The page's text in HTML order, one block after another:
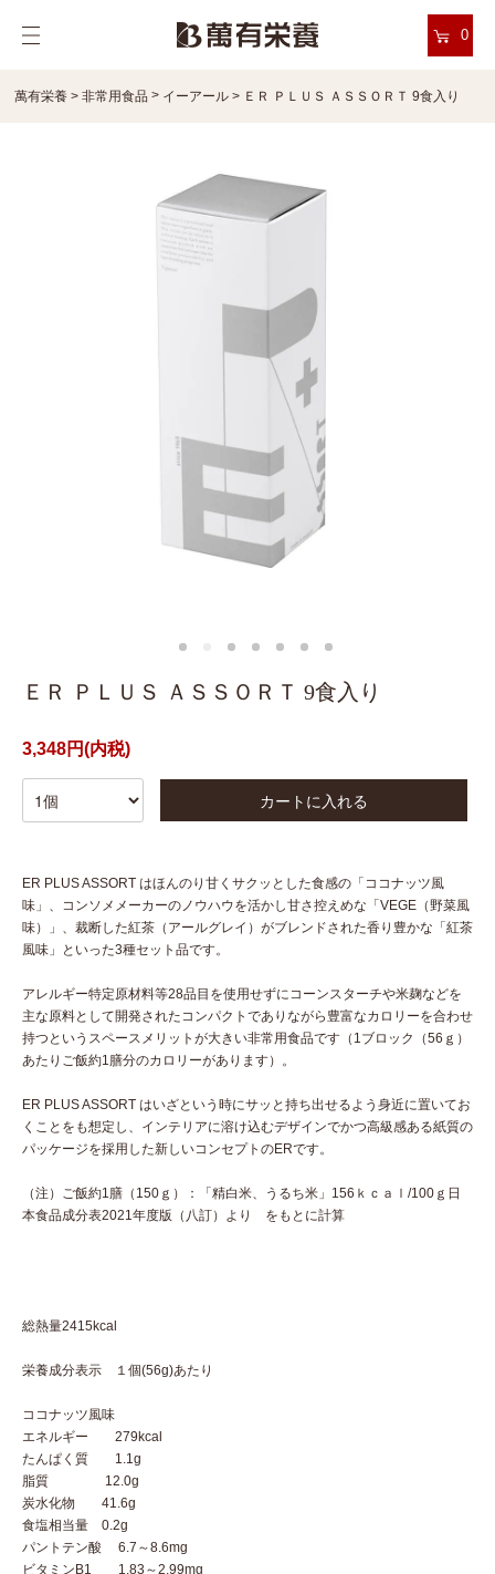
0
萬有栄養 > 非常用食品 > イーアール > ＥＲ ＰＬＵＳ ＡＳＳＯＲＴ 9食入り
ＥＲ ＰＬＵＳ ＡＳＳＯＲＴ 9食入り
3,348円(内税)
カートに入れる
ER PLUS ASSORT はほんのり甘くサクッとした食感の「ココナッツ風
味」、コンソメメーカーのノウハウを活かし甘さ控えめな「VEGE（野菜風
味）」、裁断した紅茶（アールグレイ）がブレンドされた香り豊かな「紅茶
風味」といった3種セット品です。
アレルギー特定原材料等28品目を使用せずにコーンスターチや米麹などを
主な原料として開発されたコンパクトでありながら豊富なカロリーを合わせ
持つというスペースメリットが大きい非常用食品です（1ブロック（56ｇ）
あたりご飯約1膳分のカロリーがあります）。
ER PLUS ASSORT はいざという時にサッと持ち出せるよう身近に置いてお
くことをも想定し、インテリアに溶け込むデザインでかつ高級感ある紙質の
パッケージを採用した新しいコンセプトのERです。
（注）ご飯約1膳（150ｇ）：「精白米、うるち米」156ｋｃａｌ/100ｇ日
本食品成分表2021年度版（八訂）より をもとに計算
総熱量2415kcal
栄養成分表示 １個(56g)あたり
ココナッツ風味
エネルギー 279kcal
たんぱく質 1.1g
脂質 12.0g
炭水化物 41.6g
食塩相当量 0.2g
パントテン酸 6.7～8.6mg
ビタミンB1 1.83～2.99mg